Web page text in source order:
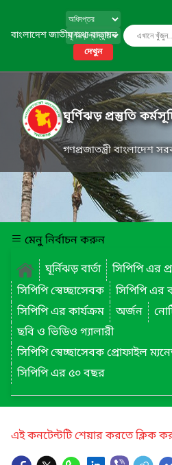
বাংলাদেশ জাতীয় তথ্য বাতায়ন
দেখুন
ঘূর্ণিঝড় প্রস্তুতি
গণপ্রজাতন্ত্রী বাংলাদেশ
মেনু নির্বাচন করুন
ঘূর্নিঝড় বার্তা
সিপিপি এর
সিপিপি স্বেচ্ছাসেবক
সিপিপি এর
সিপিপি এর কার্যক্রম
অর্জন
ছবি ও ভিডিও গ্যালারী
সিপিপি স্বেচ্ছাসেবক প্রোফাইল
সিপিপি এর ৫০ বছর
এই কনটেন্টটি শেয়ার করতে ক্লিক